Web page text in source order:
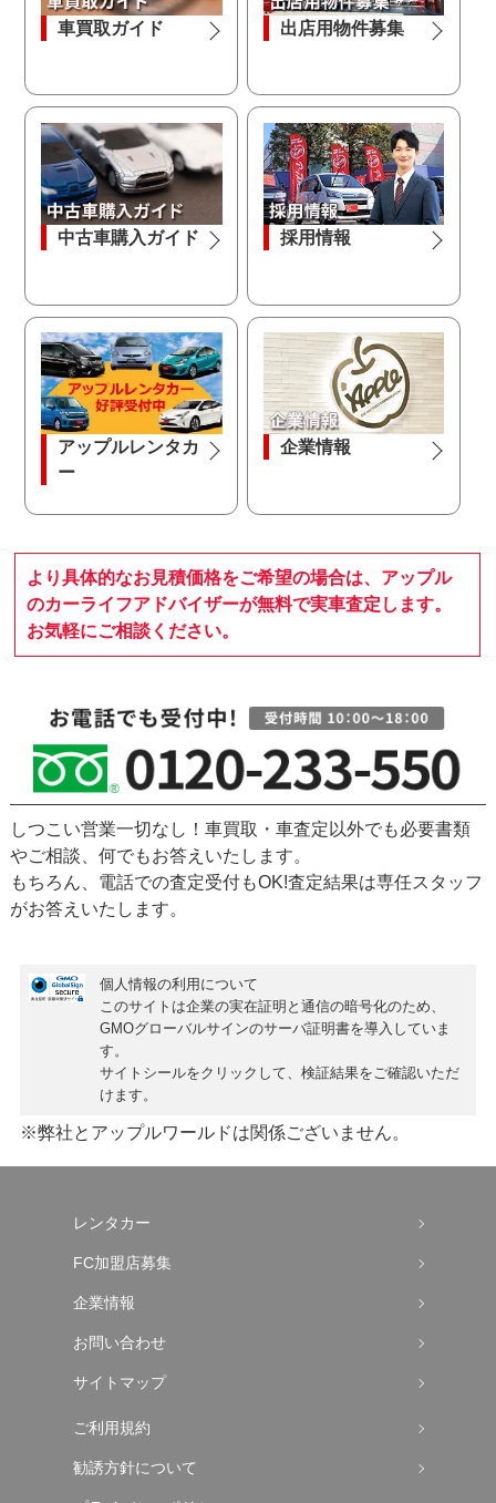
車買取ガイド 出店用物件募集
中古車購入ガイド 採用情報
アップルレンタカ
ー
企業情報
より具体的なお見積価格をご希望の場合は、アップル
のカーライフアドバイザーが無料で実車査定します。
お気軽にご相談ください。
しつこい営業一切なし！車買取・車査定以外でも必要書類
やご相談、何でもお答えいたします。
もちろん、 電話での査定受付もOK!査定結果は専任スタッフ
がお答えいたします。
個人情報の利用について
このサイトは企業の実在証明と通信の暗号化のため、
GMOグローバルサインのサーバ証明書を導入していま
す。
サイトシールをクリックして、検証結果をご確認いただ
けます。
※弊社とアップルワールドは関係ございません。
レンタカー
FC加盟店募集
企業情報
お問い合わせ
サイトマップ
ご利用規約
勧誘方針について